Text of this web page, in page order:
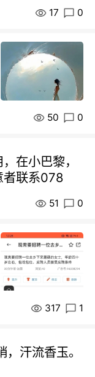
17 0
50 0
在小巴黎，
者联系078
51 0
317 1
汗流香玉。